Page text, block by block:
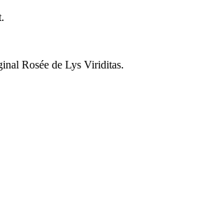
Rosée de Lys Viriditas.